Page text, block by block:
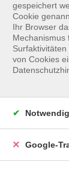
gespeichert
Cookie
Ihr Browser
Mechanismus
von Cookies
Notwendig
Google-